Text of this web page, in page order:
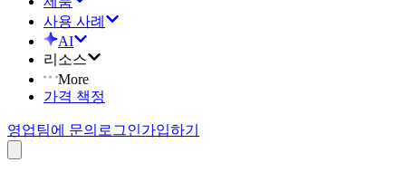
사용 사례
AI
리소스
More
가격 책정
영업팀에 문의 로그인가입하기